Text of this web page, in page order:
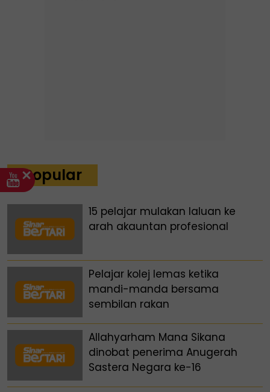
Popular
15 pelajar mulakan laluan ke
arah akauntan profesional
Pelajar kolej lemas ketika
mandi-manda bersama
sembilan rakan
Allahyarham Mana Sikana
dinobat penerima Anugerah
Sastera Negara ke-16